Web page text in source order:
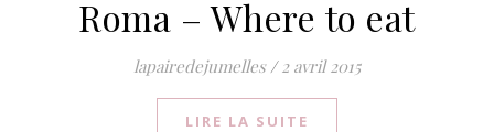
Roma – Where to eat
lapairedejumelles / 2 avril 2015
LIRE LA SUITE